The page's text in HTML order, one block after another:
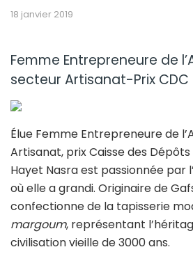
18 janvier 2019
Femme Entrepreneure de
secteur Artisanat-Prix CDC
Élue Femme Entrepreneure de
Artisanat, prix Caisse des
Hayet Nasra est passionnée par
où elle a grandi. Originaire de
confectionne de la tapisserie
margoum, représentant
civilisation vieille de 3000 ans.